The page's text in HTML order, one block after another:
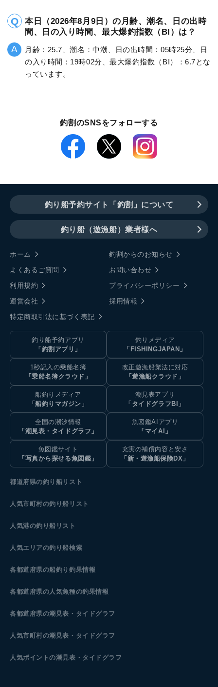
本日（2026年8月9日）の月齢、潮名、日の出時
間、日の入り時間、最大爆釣指数（BI）は？
月齢：25.7、潮名：中潮、日の出時間：05時25分、日
の入り時間：19時02分、最大爆釣指数（BI）：6.7とな
っています。
釣割のSNSをフォローする
釣り船予約サイト「釣割」について
釣り船（遊漁船）業者様へ
ホーム
釣割からのお知らせ
よくあるご質問
お問い合わせ
利用規約
プライバシーポリシー
運営会社
採用情報
特定商取引法に基づく表記
釣り船予約アプリ
「釣割アプリ」
釣りメディア
「FISHINGJAPAN」
1秒記入の乗船名簿
「乗船名簿クラウド」
改正遊漁船業法に対応
「遊漁船クラウド」
船釣りメディア
「船釣りマガジン」
潮見表アプリ
「タイドグラフBI」
全国の潮汐情報
「潮見表・タイドグラフ」
魚図鑑AIアプリ
「マイAI」
魚図鑑サイト
「写真から探せる魚図鑑」
充実の補償内容と安さ
「新・遊漁船保険DX」
都道府県の釣り船リスト
人気市町村の釣り船リスト
人気港の釣り船リスト
人気エリアの釣り船検索
各都道府県の船釣り釣果情報
各都道府県の人気魚種の釣果情報
各都道府県の潮見表 ・タイドグラフ
人気市町村の潮見表・タイドグラフ
人気ポイントの潮見表・タイドグラフ